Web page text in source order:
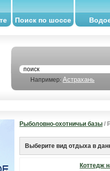
Поиск по шоссе
Например: Астрахань
Рыболовно-охотничьи базы /
Выберите вид отдыха в
Коттедж